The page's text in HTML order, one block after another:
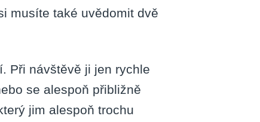
musíte také uvědomit dvě
Při návštěvě ji jen rychle
se alespoň přibližně
jim alespoň trochu